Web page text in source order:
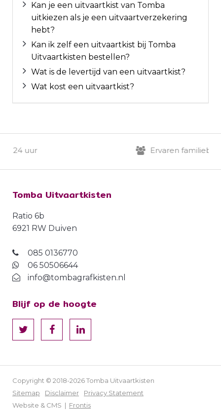
Kan je een uitvaartkist van Tomba
uitkiezen als je een uitvaartverzekering
hebt?
Kan ik zelf een uitvaartkist bij Tomba
Uitvaartkisten bestellen?
Wat is de levertijd van een uitvaartkist?
Wat kost een uitvaartkist?
uur Ervaren familiebedrijf
Tomba Uitvaartkisten
Ratio 6b
6921 RW Duiven
085 0136770
06 50506644
info@tombagrafkisten.nl
Blijf op de hoogte
Copyright © 2018-2026 Tomba Uitvaartkisten
Sitemap
Disclaimer
Privacy Statement
Website & CMS | Frontis